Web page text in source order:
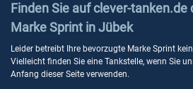
Finden Sie auf clever-
Marke Sprint in Jübek
Leider betreibt Ihre bevorzugte Marke Sprint
Vielleicht finden Sie eine Tankstelle, wenn Sie
Anfang dieser Seite verwenden.